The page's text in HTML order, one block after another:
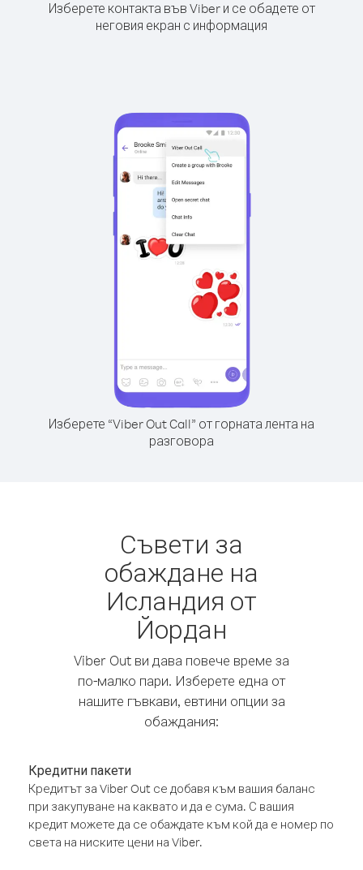
Изберете контакта във Viber и се обадете от
неговия екран с информация
Изберете “Viber Out Call” от горната лента на
разговора
Съвети за
обаждане на
Исландия от
Йордан
Viber Out ви дава повече време за
по-малко пари. Изберете една от
нашите гъвкави, евтини опции за
обаждания:
Кредитни пакети
Кредитът за Viber Out се добавя към вашия баланс
при закупуване на каквато и да е сума. С вашия
кредит можете да се обаждате към кой да е номер по
света на ниските цени на Viber.